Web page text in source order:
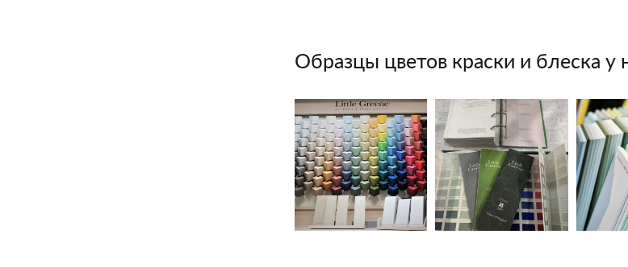
Образцы цветов краски и блеска у